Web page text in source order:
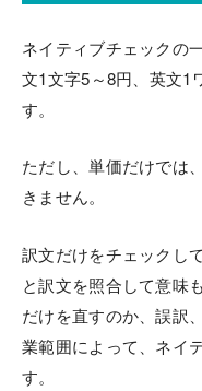
ネイティブチェックの
文1文字5～8円、英文1
す。
ただし、単価だけでは
きません。
訳文だけをチェックし
と訳文を照合して意味
だけを直すのか、誤訳
業範囲によって、ネイ
す。